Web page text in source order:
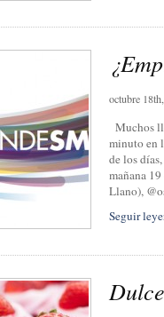
octubre
Muchos
minuto en
de los
mañana
Llano),
Seguir